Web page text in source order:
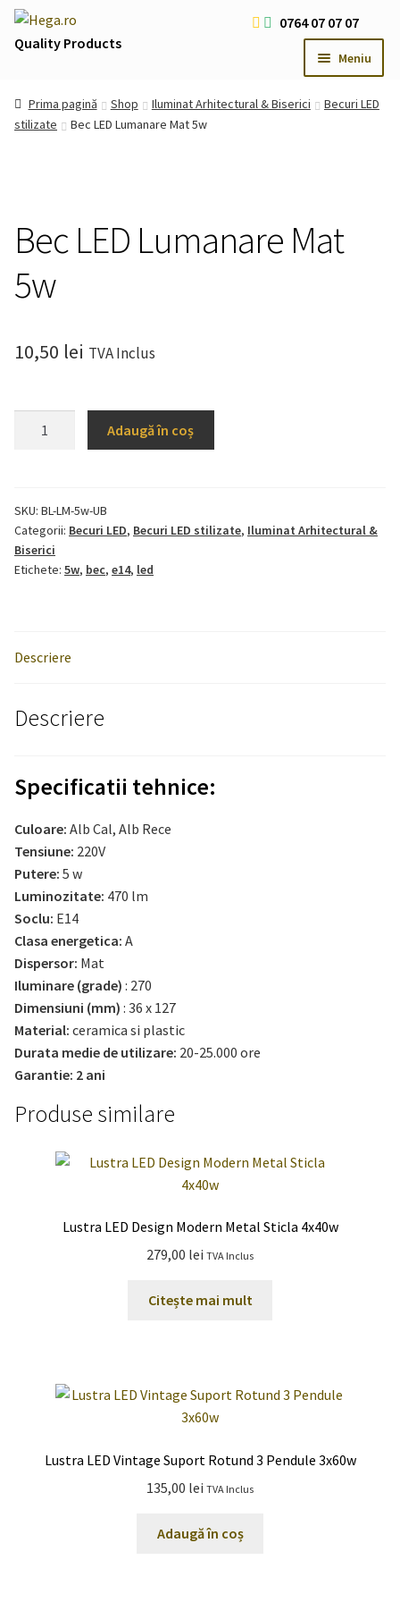
Sari
la
Sari
la
Quality Products
0764 07 07 07
Meniu
Cum platesc
Iluminat LED
Iluminat Arhitectural & Biserici
Prima pagină Shop Iluminat Arhitectural & Biserici
Becuri LED
stilizate
Bec LED Lumanare Mat 5w
Bec LED Lumanare Mat
5w
10,50 lei TVA Inclus
Mat
5w
Adaugă în coș
SKU: BL-LM-5w-UB
Categorii: Becuri LED, Becuri LED stilizate, Iluminat Arhitectural &
Biserici
Etichete: 5w, bec, e14, led
Descriere
Descriere
Specificatii tehnice:
Culoare: Alb Cal, Alb Rece
Tensiune: 220V
Putere: 5 w
Luminozitate: 470 lm
Soclu: E14
Clasa energetica: A
Dispersor: Mat
Iluminare (grade) : 270
Dimensiuni (mm) : 36 x 127
Material: ceramica si plastic
Durata medie de utilizare: 20-25.000 ore
Garantie: 2 ani
Produse similare
Lustra LED Design Modern Metal Sticla 4x40w
279,00 lei TVA Inclus
Citește mai mult
Lustra LED Vintage Suport Rotund 3 Pendule 3x60w
135,00 lei TVA Inclus
Adaugă în coș